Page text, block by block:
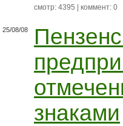
смотр: 4395 | коммент: 0
25/08/08
знаками